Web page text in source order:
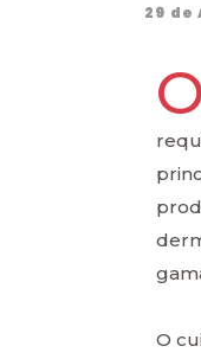
29 de
O
O